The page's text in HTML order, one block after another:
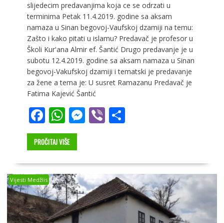
slijedecim predavanjima koja ce se odrzati u
terminima Petak 11.4.2019. godine sa aksam
namaza u Sinan begovoj-Vaufskoj dzamiji na temu:
Zašto i kako pitati u islamu? Predavač je profesor u
Školi Kur'ana Almir ef. Šantić Drugo predavanje je u
subotu 12.4.2019. godine sa aksam namaza u Sinan
begovoj-Vakufskoj dzamiji i tematski je predavanje
za žene a tema je: U susret Ramazanu Predavač je
Fatima Kajević Šantić
F
ac
e
b
o
o
k
W
h
at
s
A
p
p
M
e
n
g
er
Vi S
e
PROČITAJ VIŠE
Vijesti Medžlis